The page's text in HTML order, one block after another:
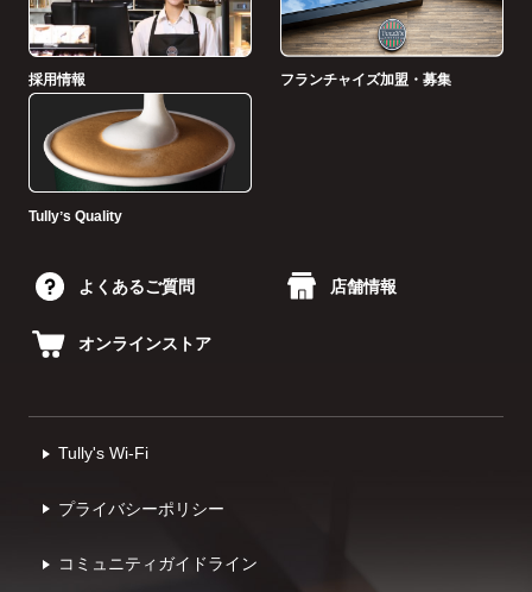
採用情報 フランチャイズ加盟・募集
Tullyʼs Quality
よくあるご質問 店舗情報
オンラインストア
Tully's Wi-Fi
プライバシーポリシー
コミュニティガイドライン